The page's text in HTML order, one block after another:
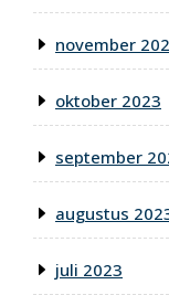
november
oktober 2023
september
augustus
juli 2023